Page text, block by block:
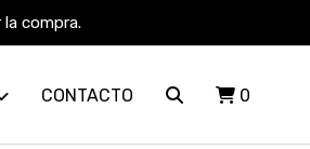
compra.
CONTACTO 0